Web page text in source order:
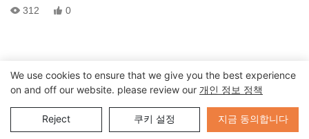
성, 우수한 에너지 밀도 및 빠른 충전을 위해 설계된이 기능은 VTOL
312 0
Send Inquiry
We use cookies to ensure that we give you the best experience
on and off our website. please review our 개인 정보 정책
Reject 쿠키 설정 지금 동의합니다